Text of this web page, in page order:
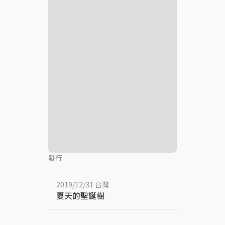
發行
2019/12/31 台灣
夏天的聖誕樹